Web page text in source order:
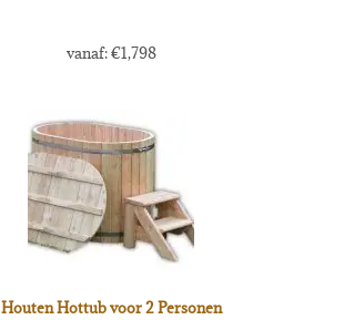
vanaf:€1,798
Houten Hottub voor 2 Personen